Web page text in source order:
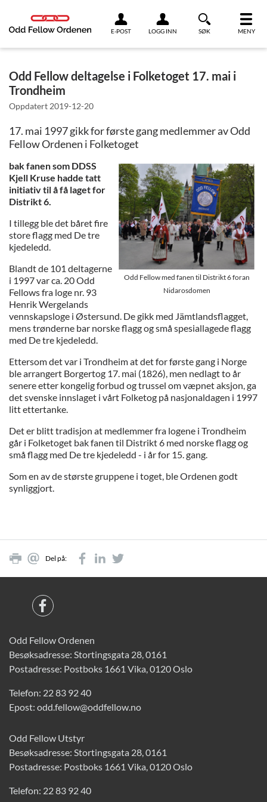
E-POST LOGG INN SØK MENY
Odd Fellow deltagelse i Folketoget 17. mai i
Trondheim
Oppdatert 2019-12-20
17. mai 1997 gikk for første gang medlemmer av Odd
Fellow Ordenen i Folketoget
Odd Fellow med fanen til Distrikt 6 foran
Nidarosdomen
bak fanen som DDSS
Kjell Kruse hadde tatt
initiativ til å få laget for
Distrikt 6.
I tillegg ble det båret fire
store flagg med De tre
kjedeledd.
Blandt de 101 deltagerne
i 1997 var ca. 20 Odd
Fellows fra loge nr. 93
Henrik Wergelands
vennskapsloge i Østersund. De gikk med Jämtlandsflagget,
mens trønderne bar norske flagg og små spesiallagede flagg
med De tre kjedeledd.
Ettersom det var i Trondheim at det for første gang i Norge
ble arrangert Borgertog 17. mai (1826), men nedlagt to år
senere etter kongelig forbud og trussel om væpnet aksjon, ga
det svenske innslaget i vårt Folketog på nasjonaldagen i 1997
litt ettertanke.
Det er blitt tradisjon at medlemmer fra logene i Trondheim
går i Folketoget bak fanen til Distrikt 6 med norske flagg og
små flagg med De tre kjedeledd - i år for 15. gang.
Som en av de største gruppene i toget, ble Ordenen godt
synliggjort.
Del på:
Odd Fellow Ordenen
Besøksadresse: Stortingsgata 28, 0161
Postadresse: Postboks 1661 Vika, 0120 Oslo
Telefon: 22 83 92 40
Epost: odd.fellow@oddfellow.no
Odd Fellow Utstyr
Besøksadresse: Stortingsgata 28, 0161
Postadresse: Postboks 1661 Vika, 0120 Oslo
Telefon: 22 83 92 40